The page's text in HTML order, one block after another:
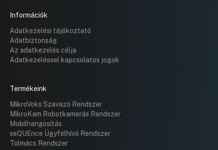
Információk
Adatkezelési tájékoztató
Adatbiztonság
Az adatkezelés célja
Adatkezeléssel kapcsolatos jogok
Termékeink
MikroVoks Szavazó Rendszer
MikroKam Robotkamerás Rendszer
Mobilhangosítás
seQUEnce Ügyfélhívó Rendszer
Tolmács Rendszer